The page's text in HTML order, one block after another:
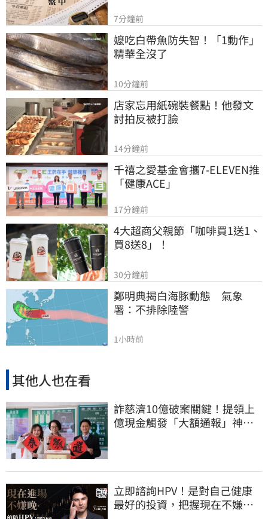
7分鐘前
嬤吃白帶魚防失智！「1動作」
精華全沒了
10分鐘前
店家忘用紙碗裝餐點！他發文
討拍反被打臉
14分鐘前
千禧之愛基金會攜7-ELEVEN推
「健康ACE」
17分鐘前
4大超商父親節「咖啡買1送1、
買8送8」！
30分鐘前
鄭明典揭白海豚動態　氣象
署：不排除陸警
1小時前
其他人也在看
詐慈濟10億破案關鍵！提領上
億現金觸發「大額通報」神鬼
立即諮詢HPV！是對自己健康
最好的投資，把握現在不嫌